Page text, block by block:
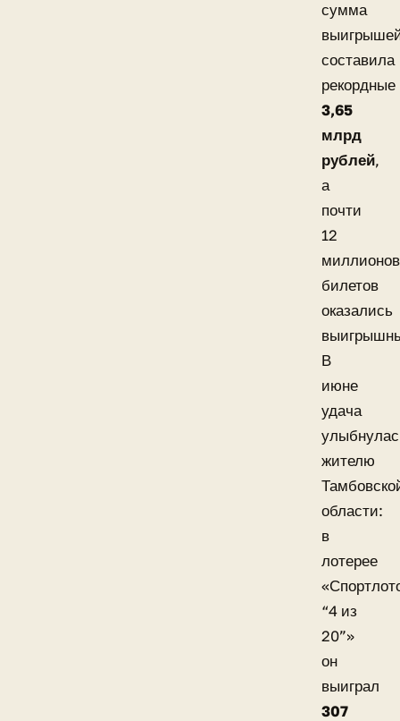
сумма
составила
рекордные
3,65
млрд
рублей,
а
почти
12
миллионов
билетов
оказались
В
июне
удача
жителю
области:
в
лотерее
“4 из
20”»
он
выиграл
307